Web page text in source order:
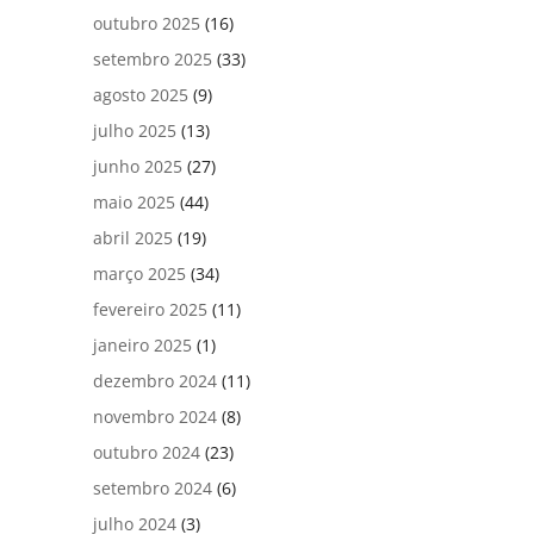
outubro 2025 (16)
setembro 2025 (33)
agosto 2025 (9)
julho 2025 (13)
junho 2025 (27)
maio 2025 (44)
abril 2025 (19)
março 2025 (34)
fevereiro 2025 (11)
janeiro 2025 (1)
dezembro 2024 (11)
novembro 2024 (8)
outubro 2024 (23)
setembro 2024 (6)
julho 2024 (3)